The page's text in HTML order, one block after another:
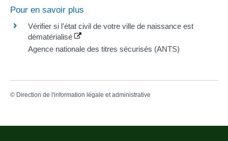
Pour en savoir plus
Vérifier si l'état civil de votre ville de naissance est
dématérialisé
Agence nationale des titres sécurisés (ANTS)
© Direction de l'information légale et administrative